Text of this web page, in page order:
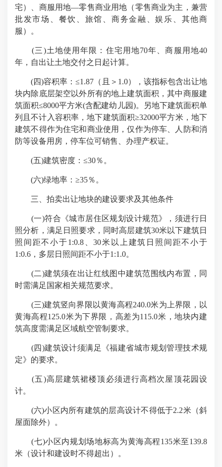
宅）、商服用地—零售商业用地（零售商业为主，兼营
批发市场、餐饮、旅馆、商务金融、娱乐、其他商
服）。
(三)土地使用年限：住宅用地70年、商服用地40
年，自出让土地交付之日起计算。
(四)容积率：≤1.87（且＞1.0），该指标包含出让地
块内除底层架空以外所有的地上建筑面积，其中商服建
筑面积≤8000平方米(含配建幼儿园)。另地下建筑面积单
列且不计入容积率，地下建筑面积≥32000平方米，地下
建筑不得作为住宅和商业使用，仅作为停车、人防和消
防等设备用房，停车位可销售、办理产权证。
(五)建筑密度：≤30％。
(六)绿地率：≥35％。
三、拍卖出让地块的建设要求及其他条件
(一)符合《城市居住区规划设计规范》，须进行日
照分析，满足日照要求，同时高层建筑30米以下建筑日
照间距不小于1:0.8、30米以上建筑日照间距不小于
1:0.6，多层日照间距不小于1:1.0。
(二)建筑须在出让红线图中建筑范围线内布置，同
时需满足国家相关规范要求。
(三)建筑竖向界限以黄海高程240.0米为上界限，以
黄海高程125.0米为下界限，高差为115.0米，地块内建
筑高度需满足区域航空管制要求。
(四)建筑设计须满足《福建省城市规划管理技术规
定》的要求。
(五)高层建筑裙楼顶必须进行高档次屋顶花园设
计。
(六)小区内所有建筑的层高设计不得低于2.2米（斜
屋面除外）。
(七)小区内规划场地标高为黄海高程135米至139.8
米（设计和建设时不得超出）。